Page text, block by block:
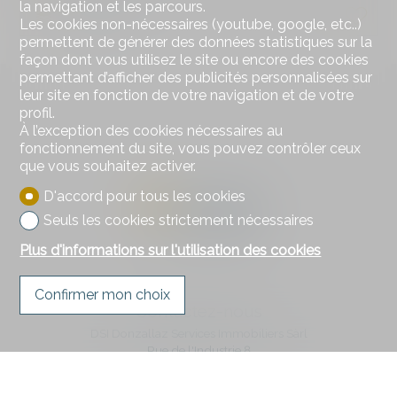
Combles
Contactez-nous
Rue de l'Industrie 8
la navigation et les parcours.
Les cookies non-nécessaires (youtube, google, etc..)
permettent de générer des données statistiques sur la
façon dont vous utilisez le site ou encore des cookies
permettant d’afficher des publicités personnalisées sur
leur site en fonction de votre navigation et de votre
profil.
À l’exception des cookies nécessaires au
fonctionnement du site, vous pouvez contrôler ceux
que vous souhaitez activer.
D'accord pour tous les cookies
Seuls les cookies strictement nécessaires
Plus d'informations sur l'utilisation des cookies
Confirmer mon choix